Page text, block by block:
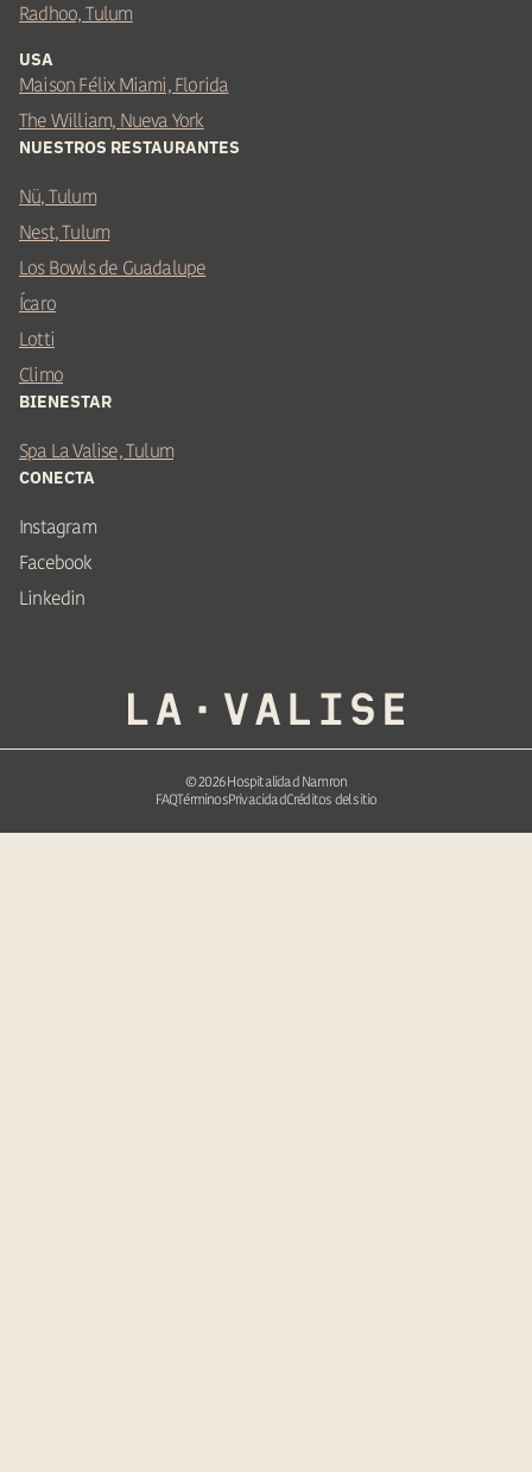
Radhoo, Tulum
USA
Maison Félix Miami, Florida
The William, Nueva York
NUESTROS RESTAURANTES
Nü, Tulum
Nest, Tulum
Los Bowls de Guadalupe
Ícaro
Lotti
Climo
BIENESTAR
Spa La Valise, Tulum
CONECTA
Instagram
Facebook
Linkedin
©2026Hospitalidad Namron
FAQTérminosPrivacidadCréditos del sitio